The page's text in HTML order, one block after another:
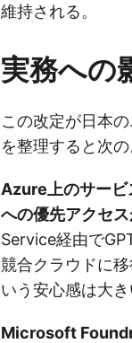
維持される。
実務への
この改定が日本
を整理すると次の
Azure上のサービ
への優先アクセス
Service経由で
競合クラウドに
いう安心感は大き
Microsoft